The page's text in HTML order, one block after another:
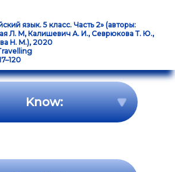
язык. 5 класс. Часть 2» (авторы:
Л. М, Калишевич А. И., Севрюкова Т. Ю.,
Н. М.), 2020
Know: